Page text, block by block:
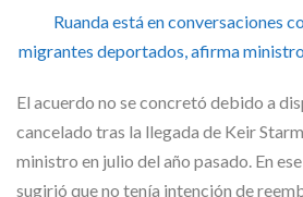
Ruanda está en conversaciones
migrantes deportados, afirma
El acuerdo no se concretó debido a
cancelado tras la llegada de Keir
ministro en julio del año pasado. En
sugirió que no tenía intención de